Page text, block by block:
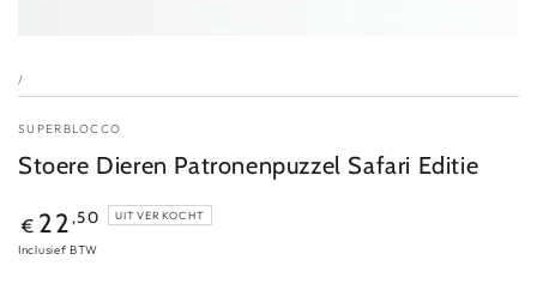
/
SUPERBLOCCO
Stoere Dieren Patronenpuzzel Safari Editie
€ 22 ,50 UITVERKOCHT
Inclusief BTW